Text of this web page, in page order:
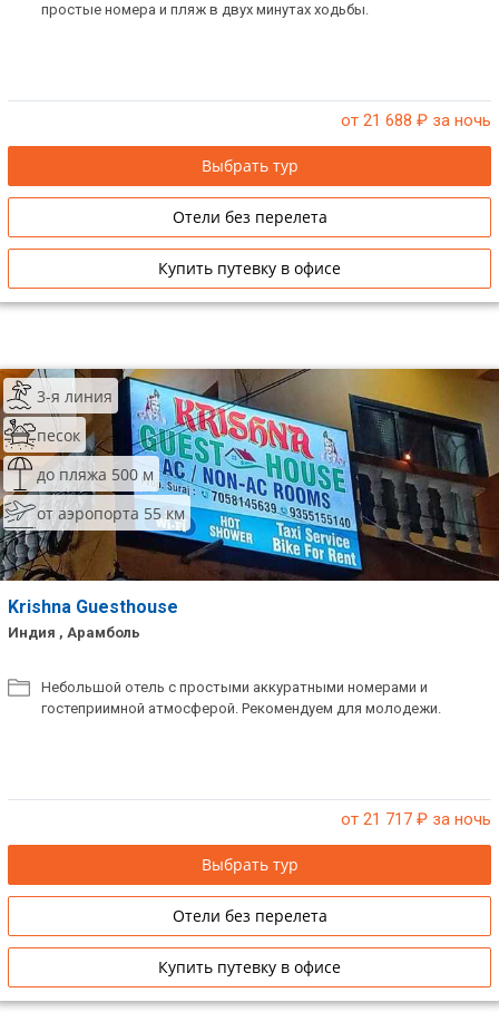
простые номера и пляж в двух минутах ходьбы.
от 21 688 ₽ за ночь
Выбрать тур
Отели без перелета
Купить путевку в офисе
3-я линия
песок
до пляжа 500 м
от аэропорта 55 км
Krishna Guesthouse
Индия , Арамболь
Небольшой отель с простыми аккуратными номерами и
гостеприимной атмосферой. Рекомендуем для молодежи.
от 21 717 ₽ за ночь
Выбрать тур
Отели без перелета
Купить путевку в офисе